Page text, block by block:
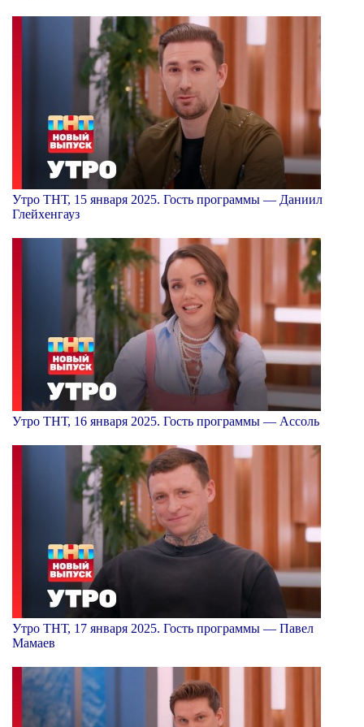
Утро ТНТ, 15 января 2025. Гость программы — Даниил
Глейхенгауз
Утро ТНТ, 16 января 2025. Гость программы — Ассоль
Утро ТНТ, 17 января 2025. Гость программы — Павел
Мамаев